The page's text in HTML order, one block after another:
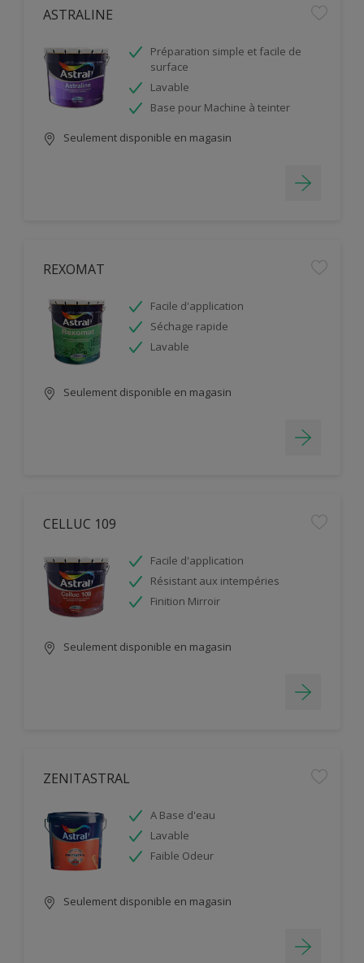
ASTRALINE
Préparation simple et facile de
surface
Lavable
Base pour Machine à teinter
Seulement disponible en magasin
REXOMAT
Facile d'application
Séchage rapide
Lavable
Seulement disponible en magasin
CELLUC 109
Facile d'application
Résistant aux intempéries
Finition Mirroir
Seulement disponible en magasin
ZENITASTRAL
A Base d'eau
Lavable
Faible Odeur
Seulement disponible en magasin